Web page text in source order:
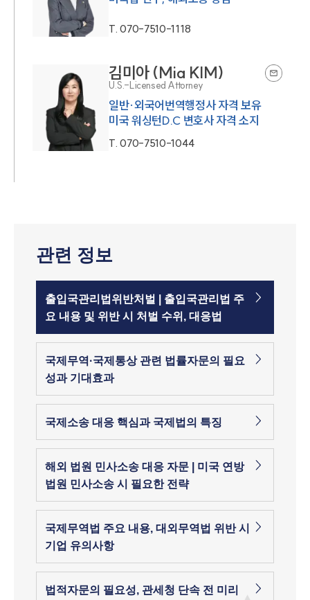
T.070-7510-1118
김미아 (Mia KIM)
U.S.-Licensed Attorney
일반·외국어번역행정사 자격 보유
미국 워싱턴D.C 변호사 자격 소지
T.070-7510-1044
관련 정보
출입국관리법위반처벌 | 출입국관리법 주
요 내용 및 위반 시 처벌 수위, 대응법
국제무역·국제통상 관련 법률자문의 필요
성과 기대효과
국제소송 대응 핵심과 국제법의 특징
해외 법원 민사소송 대응 자문 | 미국 연방
법원 민사소송 시 필요한 전략
국제무역법 주요 내용, 대외무역법 위반 시
기업 유의사항
법적자문의 필요성, 관세청 단속 전 미리